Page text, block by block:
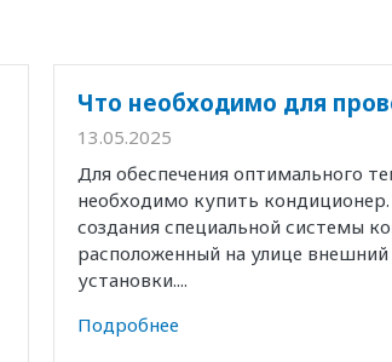
Что необходимо для
13.05.2025
Для обеспечения оптимального
необходимо купить
создания специальной системы
расположенный на улице
установки....
Подробнее